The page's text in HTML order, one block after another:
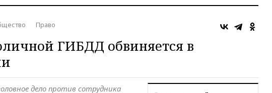
Право
ГИБДД обвиняется в
дело против сотрудника